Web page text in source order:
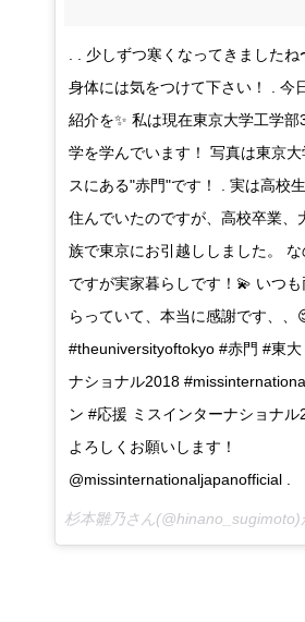
. . 少しずつ寒くなってきましたね
身体には気をつけて下さい！ . 今
紹介を✨ 私は現在東京大学工学
学を学んでいます！ 写真は東京
スにある"赤門"です！ . 実は高校
住んでいたのですが、高校卒業、
族で東京にお引越ししました。
ですが実家暮らしです！💫 いつ
らっていて、本当に感謝です、、
#theuniversityoftokyo #赤門 #東
ナショナル2018
ン #応援 ミスインターナショナ
よろしくお願いします！
@missinternationaljapanofficial .